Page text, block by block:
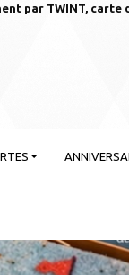
par TWINT, carte